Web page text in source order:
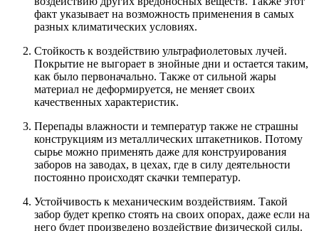
факт указывает на возможность применения в самых
разных климатических условиях.
Стойкость к воздействию ультрафиолетовых лучей.
Покрытие не выгорает в знойные дни и остается таким,
как было первоначально. Также от сильной жары
материал не деформируется, не меняет своих
качественных характеристик.
Перепады влажности и температур также не страшны
конструкциям из металлических штакетников. Потому
сырье можно применять даже для конструирования
заборов на заводах, в цехах, где в силу деятельности
постоянно происходят скачки температур.
Устойчивость к механическим воздействиям. Такой
забор будет крепко стоять на своих опорах, даже если на
него будет произведено воздействие физической силы.